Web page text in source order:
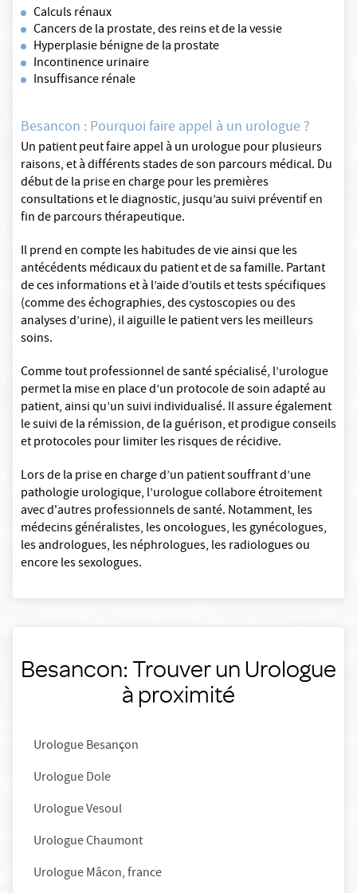
Calculs rénaux
Cancers de la prostate, des reins et de la vessie
Hyperplasie bénigne de la prostate
Incontinence urinaire
Insuffisance rénale
Besancon : Pourquoi faire appel à un urologue ?
Un patient peut faire appel à un urologue pour plusieurs
raisons, et à différents stades de son parcours médical. Du
début de la prise en charge pour les premières
consultations et le diagnostic, jusqu’au suivi préventif en
fin de parcours thérapeutique.
Il prend en compte les habitudes de vie ainsi que les
antécédents médicaux du patient et de sa famille. Partant
de ces informations et à l’aide d’outils et tests spécifiques
(comme des échographies, des cystoscopies ou des
analyses d’urine), il aiguille le patient vers les meilleurs
soins.
Comme tout professionnel de santé spécialisé, l’urologue
permet la mise en place d’un protocole de soin adapté au
patient, ainsi qu’un suivi individualisé. Il assure également
le suivi de la rémission, de la guérison, et prodigue conseils
et protocoles pour limiter les risques de récidive.
Lors de la prise en charge d’un patient souffrant d’une
pathologie urologique, l’urologue collabore étroitement
avec d'autres professionnels de santé. Notamment, les
médecins généralistes, les oncologues, les gynécologues,
les andrologues, les néphrologues, les radiologues ou
encore les sexologues.
Besancon: Trouver un Urologue
à proximité
Urologue Besançon
Urologue Dole
Urologue Vesoul
Urologue Chaumont
Urologue Mâcon, france